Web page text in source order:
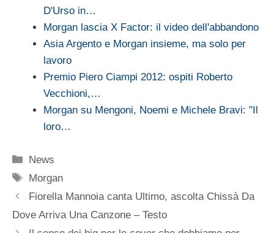
D'Urso in…
Morgan lascia X Factor: il video dell'abbandono
Asia Argento e Morgan insieme, ma solo per
lavoro
Premio Piero Ciampi 2012: ospiti Roberto
Vecchioni,…
Morgan su Mengoni, Noemi e Michele Bravi: "Il
loro…
Categorie
News
Tag
Morgan
Fiorella Mannoia canta Ultimo, ascolta Chissà Da
Dove Arriva Una Canzone – Testo